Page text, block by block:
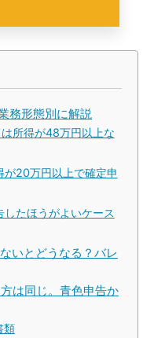
務形態別に解説
所得が48万円以上な
が20万円以上で確定申
たほうがよいケース
いとどうなる？バレ
は同じ。青色申告か
類